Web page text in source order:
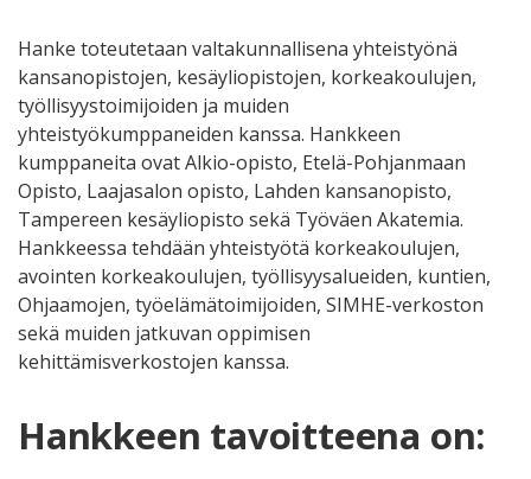
Hanke toteutetaan valtakunnallisena yhteistyönä
kansanopistojen, kesäyliopistojen, korkeakoulujen,
työllisyystoimijoiden ja muiden
yhteistyökumppaneiden kanssa. Hankkeen
kumppaneita ovat Alkio-opisto, Etelä-Pohjanmaan
Opisto, Laajasalon opisto, Lahden kansanopisto,
Tampereen kesäyliopisto sekä Työväen Akatemia.
Hankkeessa tehdään yhteistyötä korkeakoulujen,
avointen korkeakoulujen, työllisyysalueiden, kuntien,
Ohjaamojen, työelämätoimijoiden, SIMHE-verkoston
sekä muiden jatkuvan oppimisen
kehittämisverkostojen kanssa.
Hankkeen tavoitteena on: